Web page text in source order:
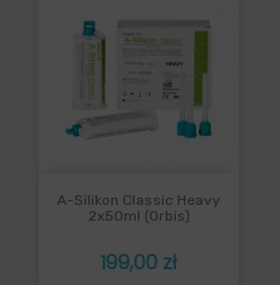
A-Silikon Classic Heavy
2x50ml (Orbis)
Cena
199,00 zł